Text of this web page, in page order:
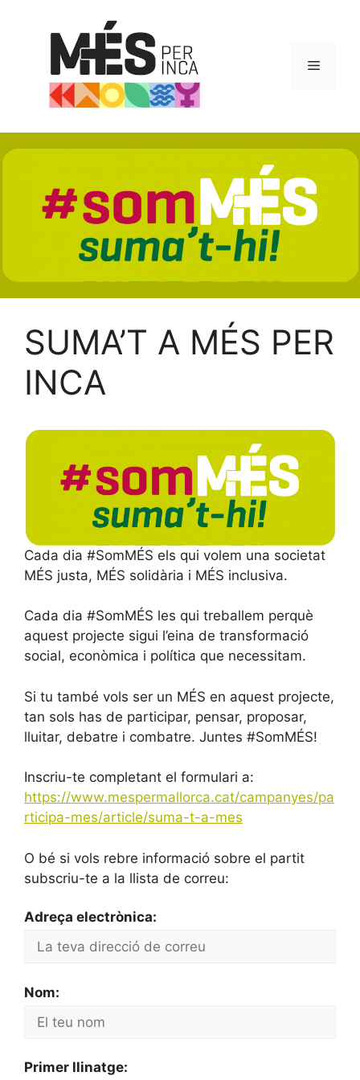
Menú
SUMA’T A MÉS PER
INCA
Cada dia #SomMÉS els qui volem una societat
MÉS justa, MÉS solidària i MÉS inclusiva.
Cada dia #SomMÉS les qui treballem perquè
aquest projecte sigui l’eina de transformació
social, econòmica i política que necessitam.
Si tu també vols ser un MÉS en aquest projecte,
tan sols has de participar, pensar, proposar,
lluitar, debatre i combatre. Juntes #SomMÉS!
Inscriu-te completant el formulari a:
https://www.mespermallorca.cat/campanyes/pa
rticipa-mes/article/suma-t-a-mes
O bé si vols rebre informació sobre el partit
subscriu-te a la llista de correu:
Adreça electrònica:
Nom:
Primer llinatge: